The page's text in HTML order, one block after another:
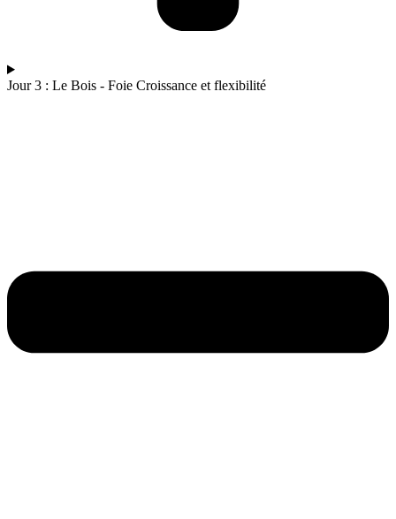
Jour 3 : Le Bois - Foie Croissance et flexibilité